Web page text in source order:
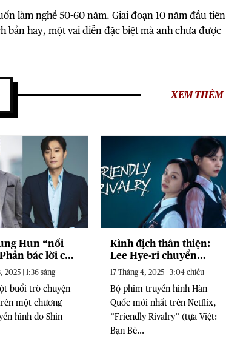
làm nghề 50-60 năm. Giai đoạn 10 năm đầu tiên
hay, một vai diễn đặc biệt mà anh chưa được
XEM THÊM
Hun “nổi
bác lời của
Woo ngay
truyền hình
2025 | 1:36 sáng
buổi trò chuyện
một chương
hình do Shin
Kình địch thân thiện:
Lee Hye-ri chuyển
hướng sang kinh dị học
đường
17 Tháng 4, 2025 | 3:04 chiều
Bộ phim truyền hình Hàn
Quốc mới nhất trên Netflix,
“Friendly Rivalry” (tựa Việt:
Bạn Bè...